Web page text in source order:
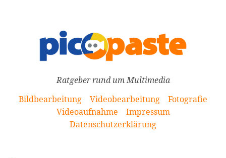
Ratgeber rund um Multimedia
Bildbearbeitung
Videobearbeitung
Fotografie
Videoaufnahme
Impressum
Datenschutzerklärung